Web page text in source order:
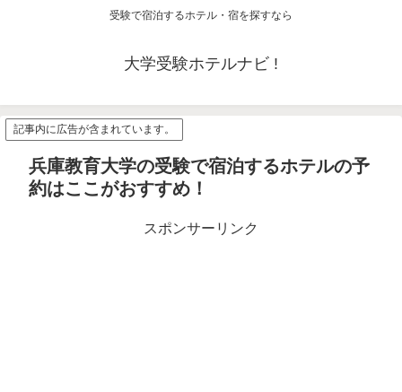
受験で宿泊するホテル・宿を探すなら
大学受験ホテルナビ !
記事内に広告が含まれています。
兵庫教育大学の受験で宿泊するホテルの予
約はここがおすすめ！
スポンサーリンク